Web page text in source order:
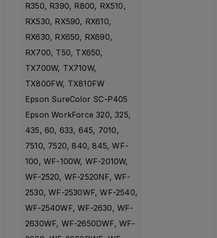
R350, R390, R800, RX510,
RX530, RX590, RX610,
RX630, RX650, RX690,
RX700, T50, TX650,
TX700W, TX710W,
TX800FW, TX810FW
Epson SureColor SC-P405
Epson WorkForce 320, 325,
435, 60, 633, 645, 7010,
7510, 7520, 840, 845, WF-
100, WF-100W, WF-2010W,
WF-2520, WF-2520NF, WF-
2530, WF-2530WF, WF-2540,
WF-2540WF, WF-2630, WF-
2630WF, WF-2650DWF, WF-